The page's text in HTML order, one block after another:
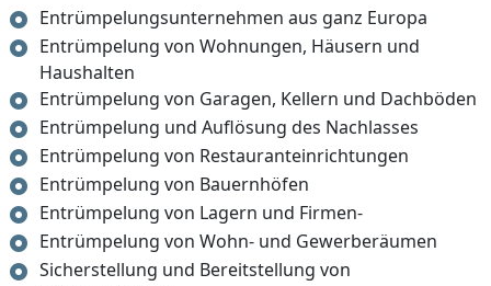
Entrümpelungsunternehmen aus ganz Europa
Entrümpelung von Wohnungen, Häusern und
Haushalten
Entrümpelung von Garagen, Kellern und Dachböden
Entrümpelung und Auflösung des Nachlasses
Entrümpelung von Restauranteinrichtungen
Entrümpelung von Bauernhöfen
Entrümpelung von Lagern und Firmen-
Entrümpelung von Wohn- und Gewerberäumen
Sicherstellung und Bereitstellung von